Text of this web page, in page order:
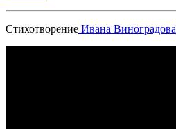
Стихотворение Ивана Виноградова